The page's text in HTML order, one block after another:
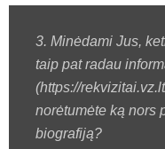
3. Minėdami Jus,
taip pat radau
(https://
norėtumėte ką nors
biografiją?